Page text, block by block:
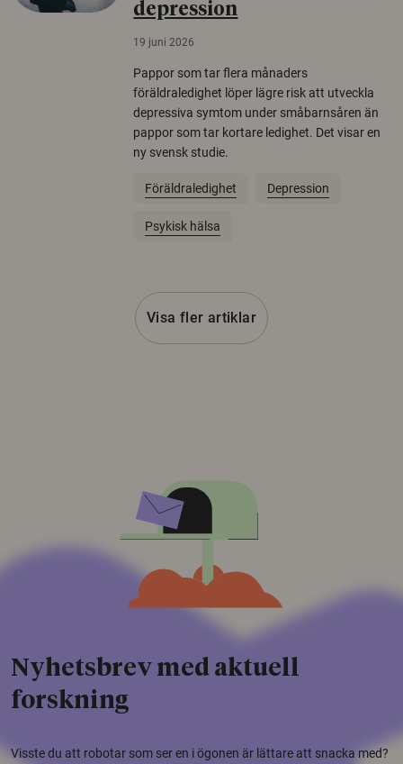
depression
19 juni 2026
Pappor som tar flera månaders
föräldraledighet löper lägre risk att utveckla
depressiva symtom under småbarnsåren än
pappor som tar kortare ledighet. Det visar en
ny svensk studie.
Föräldraledighet Depression
Psykisk hälsa
Visa fler artiklar
Nyhetsbrev med aktuell
forskning
Visste du att robotar som ser en i ögonen är lättare att snacka med?